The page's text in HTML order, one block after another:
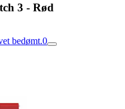
3 - Rød
bedømt.0